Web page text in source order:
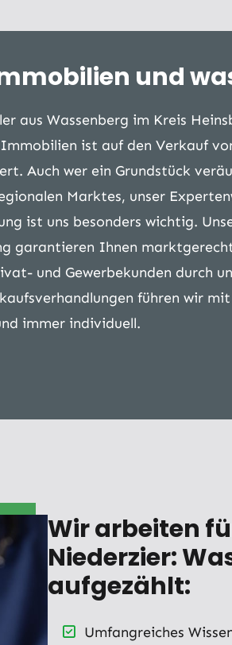
und
Wassenberg im Kreis
ist auf den Verkauf
Auch wer ein Grundstück
Marktes, unser
ist uns besonders wichtig.
garantieren Ihnen
und Gewerbekunden durch
führen wir
immer individuell.
Wir arbeiten
Niederzier:
aufgezählt:
Umfangreiches